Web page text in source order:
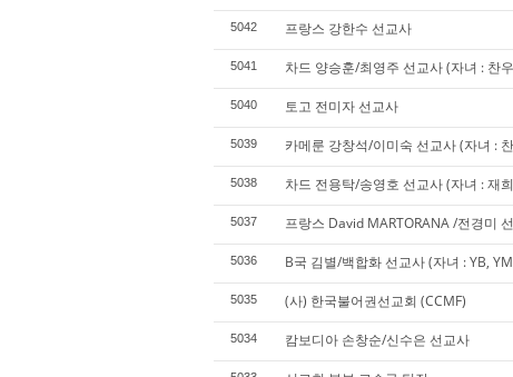
5042 프랑스 강한수 선교사
5041 차드 양승훈/최영주 선교사 (자녀 : 찬
5040 토고 전미자 선교사
5039 카메룬 강창석/이미숙 선교사 (자녀 :
5038 차드 전용탁/송영호 선교사 (자녀 : 재
5037 프랑스 David MARTORANA /전경미
5036 B국 김별/백합화 선교사 (자녀 : YB,
5035 (사) 한국불어권선교회 (CCMF)
5034 캄보디아 손창순/신수은 선교사